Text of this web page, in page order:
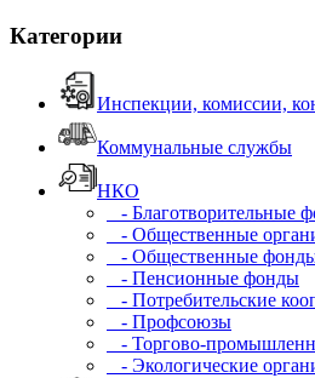
Категории
Инспекции, комиссии,
Коммунальные службы
НКО
- Благотворительные
- Общественные
- Общественные
- Пенсионные фонды
- Потребительские
- Профсоюзы
- Торгово-
- Экологические